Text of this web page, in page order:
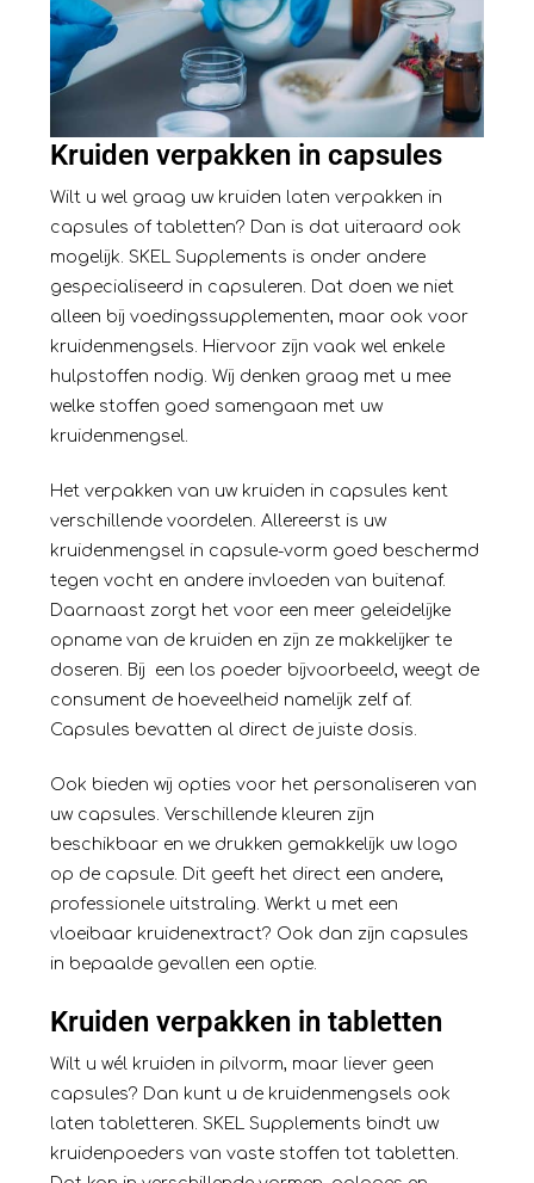
Kruiden verpakken in capsules
Wilt u wel graag uw kruiden laten verpakken in
capsules of tabletten? Dan is dat uiteraard ook
mogelijk. SKEL Supplements is onder andere
gespecialiseerd in capsuleren. Dat doen we niet
alleen bij voedingssupplementen, maar ook voor
kruidenmengsels. Hiervoor zijn vaak wel enkele
hulpstoffen nodig. Wij denken graag met u mee
welke stoffen goed samengaan met uw
kruidenmengsel.
Het verpakken van uw kruiden in capsules kent
verschillende voordelen. Allereerst is uw
kruidenmengsel in capsule-vorm goed beschermd
tegen vocht en andere invloeden van buitenaf.
Daarnaast zorgt het voor een meer geleidelijke
opname van de kruiden en zijn ze makkelijker te
doseren. Bij een los poeder bijvoorbeeld, weegt de
consument de hoeveelheid namelijk zelf af.
Capsules bevatten al direct de juiste dosis.
Ook bieden wij opties voor het personaliseren van
uw capsules. Verschillende kleuren zijn
beschikbaar en we drukken gemakkelijk uw logo
op de capsule. Dit geeft het direct een andere,
professionele uitstraling. Werkt u met een
vloeibaar kruidenextract? Ook dan zijn capsules
in bepaalde gevallen een optie.
Kruiden verpakken in tabletten
Wilt u wél kruiden in pilvorm, maar liever geen
capsules? Dan kunt u de kruidenmengsels ook
laten tabletteren. SKEL Supplements bindt uw
kruidenpoeders van vaste stoffen tot tabletten.